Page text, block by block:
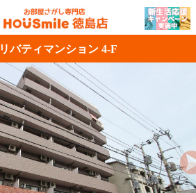
リバティマンション 4-F